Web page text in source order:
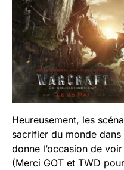
Heureusement, les
sacrifier du monde
donne l’occasion de
(Merci GOT et TWD